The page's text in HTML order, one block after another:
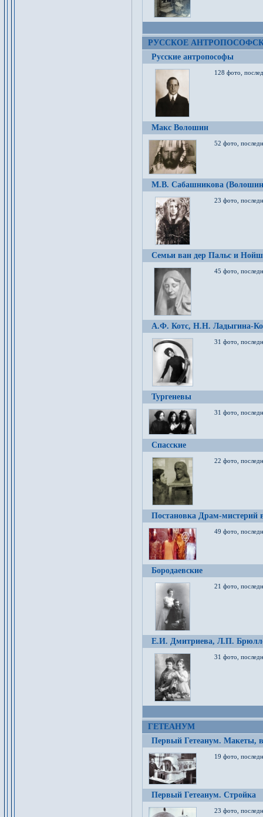
РУССКОЕ
Русские антропософы
128 фото,
Макс Волошин
52 фото,
М.В. Сабашникова
23 фото,
Семьи ван дер Пальс и
45 фото,
А.Ф. Котс, Н.Н. Ладыгина-
31 фото,
Тургеневы
31 фото,
Спасские
22 фото,
Постановка Драм-мистерий
49 фото,
Бородаевские
21 фото,
Е.И. Дмитриева, Л.П.
31 фото,
ГЕТЕАНУМ
Первый Гетеанум. Макеты,
19 фото,
Первый Гетеанум. Стройка
23 фото,